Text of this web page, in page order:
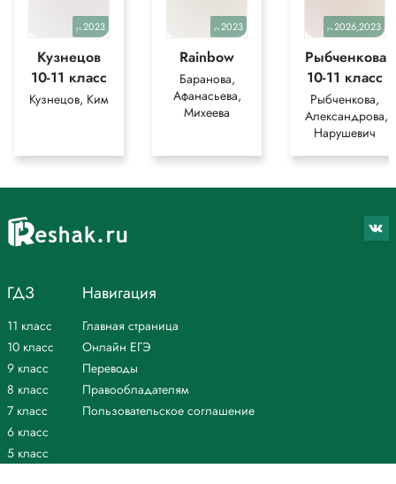
уч.2023
Кузнецов
10-11 класс
Кузнецов, Ким
уч.2023
Rainbow
Баранова,
Афанасьева,
Михеева
уч.2026,2023
Рыбченкова
10-11 класс
Рыбченкова,
Александрова,
Нарушевич
ГДЗ
11 класс
10 класс
9 класс
8 класс
7 класс
6 класс
5 класс
Навигация
Главная страница
Онлайн ЕГЭ
Переводы
Правообладателям
Пользовательское соглашение